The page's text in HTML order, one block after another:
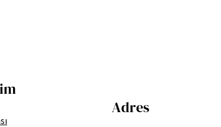
Adres